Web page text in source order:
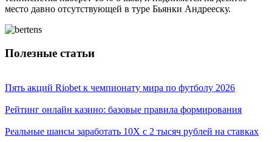
место давно отсутствующей в туре Бьянки Андрееску.
Полезные статьи
Пять акций Riobet к чемпионату мира по футболу 2026
Рейтинг онлайн казино: базовые правила формирования
Реальные шансы заработать 10X с 2 тысяч рублей на ставках